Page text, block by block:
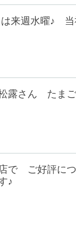
来週水曜♪ 当
露さん たまご
店で ご好評に
♪